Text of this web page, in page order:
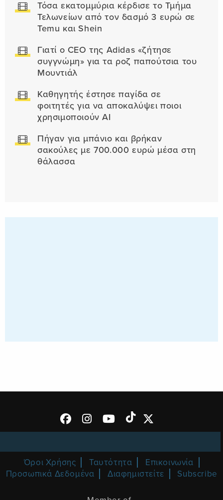
Τόσα εκατομμύρια κέρδισε το Τμήμα
Τελωνείων από τον δασμό 3 ευρώ σε
Temu και Shein
Γιατί ο CEO της Adidas «ζήτησε
συγγνώμη» για τα ροζ παπούτσια του
Μουντιάλ
Καθηγητής έστησε παγίδα σε
φοιτητές για να αποκαλύψει ποιοι
χρησιμοποιούν AI
Πήγαν για μπάνιο και βρήκαν
σακούλες με 700.000 ευρώ μέσα στη
θάλασσα
Όροι Χρήσης Ταυτότητα
Επικοινωνία
Προσωπικά Δεδομένα
Διαφημιστείτε Subscribe